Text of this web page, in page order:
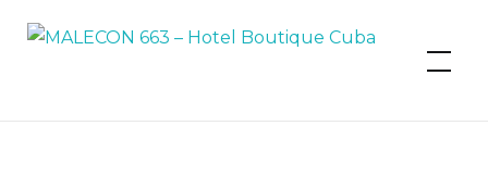
MALECON 663 – Hotel Boutique